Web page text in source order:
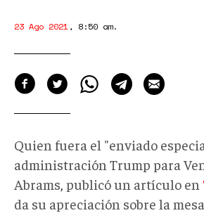
23 Ago 2021, 8:50 am.
Quien fuera el "enviado
administración Trump para
Abrams, publicó un artículo en
da su apreciación sobre la